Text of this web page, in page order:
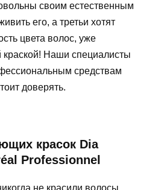
своим естественным
его, а третьи хотят
цвета волос, уже
Наши специалисты
средствам
доверять.
красок Dia
Professionnel
не красили волосы